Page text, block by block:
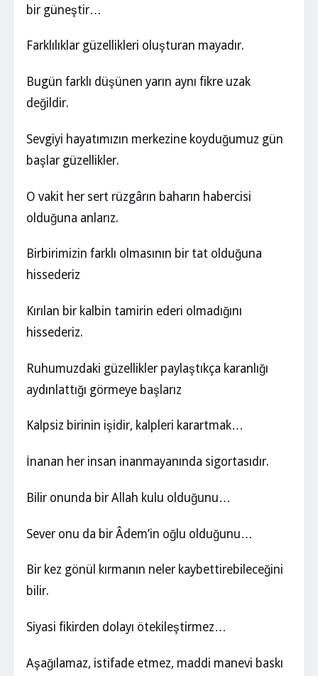
bir güneştir…
Farklılıklar güzellikleri oluşturan mayadır.
Bugün farklı düşünen yarın aynı fikre uzak
değildir.
Sevgiyi hayatımızın merkezine koyduğumuz gün
başlar güzellikler.
O vakit her sert rüzgârın baharın habercisi
olduğuna anlarız.
Birbirimizin farklı olmasının bir tat olduğuna
hissederiz
Kırılan bir kalbin tamirin ederi olmadığını
hissederiz.
Ruhumuzdaki güzellikler paylaştıkça karanlığı
aydınlattığı görmeye başlarız
Kalpsiz birinin işidir, kalpleri karartmak…
İnanan her insan inanmayanında sigortasıdır.
Bilir onunda bir Allah kulu olduğunu…
Sever onu da bir Âdem’in oğlu olduğunu…
Bir kez gönül kırmanın neler kaybettirebileceğini
bilir.
Siyasi fikirden dolayı ötekileştirmez…
Aşağılamaz, istifade etmez, maddi manevi baskı